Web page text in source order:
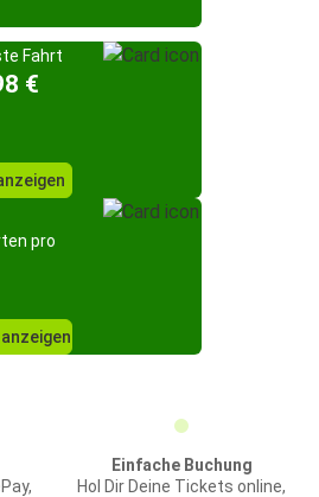
Fahrt
€
pro
Einfache Buchung
Hol Dir Deine Tickets online,